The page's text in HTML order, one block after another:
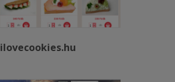
ilovecookies.hu